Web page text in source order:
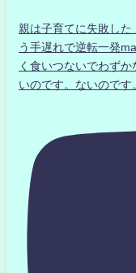
親は子育てに失敗した
う手遅れで逆転一発
く食いつないでわず
いのです。ないのです